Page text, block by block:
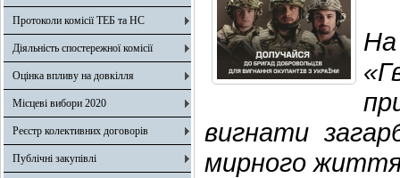
Протоколи комісії ТЕБ та НС
Діяльність спостережної комісії
Оцінка впливу на довкілля
Місцеві вибори 2020
Реєстр колективних договорів
Публічні закупівлі
На
вигнати
мирного життя